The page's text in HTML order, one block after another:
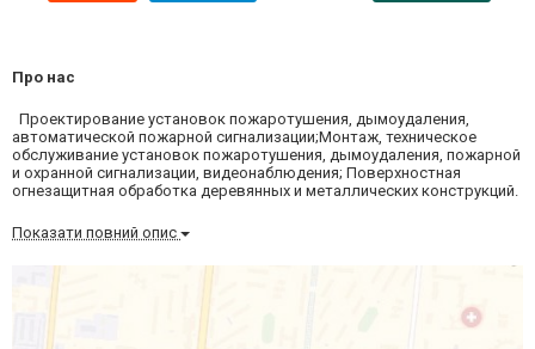
Про нас
Проектирование установок пожаротушения, дымоудаления,
автоматической пожарной сигнализации;Монтаж, техническое
обслуживание установок пожаротушения, дымоудаления, пожарной
и охранной сигнализации, видеонаблюдения; Поверхностная
огнезащитная обработка деревянных и металлических конструкций.
Показати повний опис